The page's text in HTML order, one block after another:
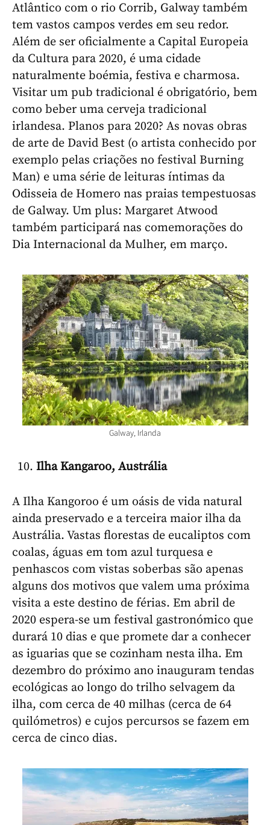
Atlântico com o rio Corrib, Galway também
tem vastos campos verdes em seu redor.
Além de ser oficialmente a Capital Europeia
da Cultura para 2020, é uma cidade
naturalmente boémia, festiva e charmosa.
Visitar um pub tradicional é obrigatório, bem
como beber uma cerveja tradicional
irlandesa. Planos para 2020? As novas obras
de arte de David Best (o artista conhecido por
exemplo pelas criações no festival Burning
Man) e uma série de leituras íntimas da
Odisseia de Homero nas praias tempestuosas
de Galway. Um plus: Margaret Atwood
também participará nas comemorações do
Dia Internacional da Mulher, em março.
Galway, Irlanda
Ilha Kangaroo, Austrália
A Ilha Kangoroo é um oásis de vida natural
ainda preservado e a terceira maior ilha da
Austrália. Vastas florestas de eucaliptos com
coalas, águas em tom azul turquesa e
penhascos com vistas soberbas são apenas
alguns dos motivos que valem uma próxima
visita a este destino de férias. Em abril de
2020 espera-se um festival gastronómico que
durará 10 dias e que promete dar a conhecer
as iguarias que se cozinham nesta ilha. Em
dezembro do próximo ano inauguram tendas
ecológicas ao longo do trilho selvagem da
ilha, com cerca de 40 milhas (cerca de 64
quilómetros) e cujos percursos se fazem em
cerca de cinco dias.